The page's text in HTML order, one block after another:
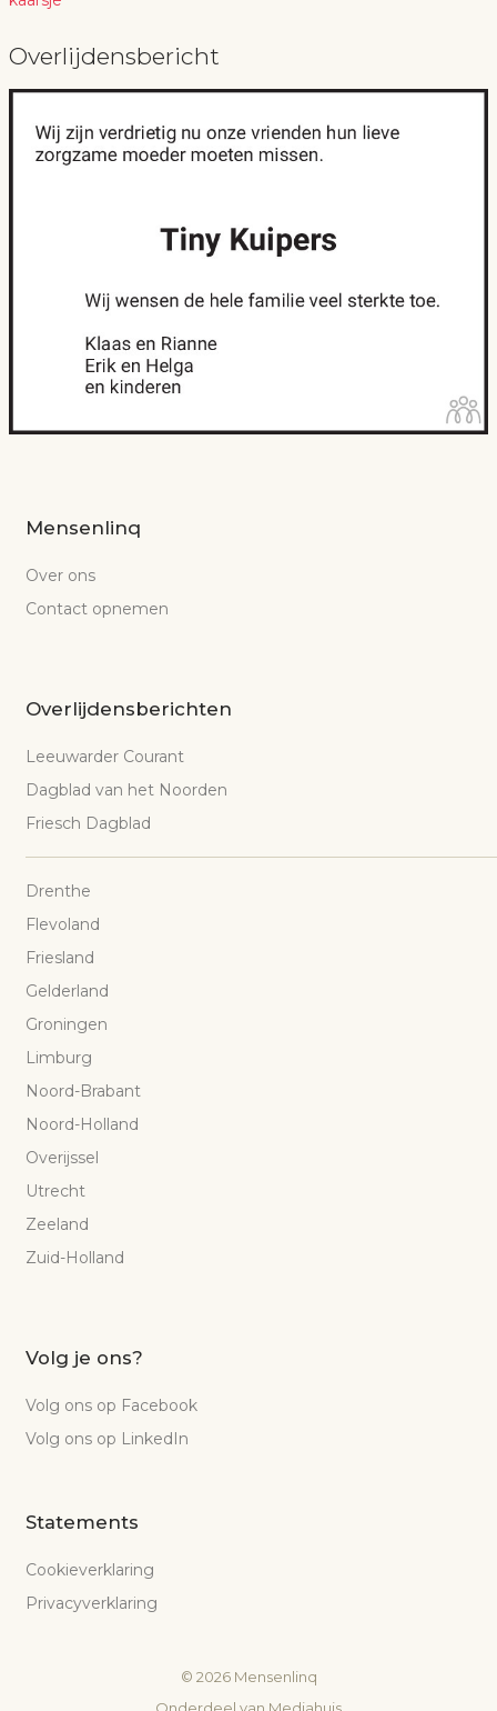
Overlijdensbericht
Mensenlinq
Over ons
Contact opnemen
Overlijdensberichten
Leeuwarder Courant
Dagblad van het Noorden
Friesch Dagblad
Drenthe
Flevoland
Friesland
Gelderland
Groningen
Limburg
Noord-Brabant
Noord-Holland
Overijssel
Utrecht
Zeeland
Zuid-Holland
Volg je ons?
Volg ons op Facebook
Volg ons op LinkedIn
Statements
Cookieverklaring
Privacyverklaring
© 2026Mensenlinq